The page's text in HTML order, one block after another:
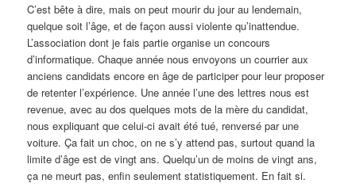
C’est bête à dire, mais on peut mourir du jour au lendemain,
quelque soit l’âge, et de façon aussi violente qu’inattendue.
L’association dont je fais partie organise un concours
d’informatique. Chaque année nous envoyons un courrier aux
anciens candidats encore en âge de participer pour leur proposer
de retenter l’expérience. Une année l’une des lettres nous est
revenue, avec au dos quelques mots de la mère du candidat,
nous expliquant que celui-ci avait été tué, renversé par une
voiture. Ça fait un choc, on ne s’y attend pas, surtout quand la
limite d’âge est de vingt ans. Quelqu’un de moins de vingt ans,
ça ne meurt pas, enfin seulement statistiquement. En fait si.